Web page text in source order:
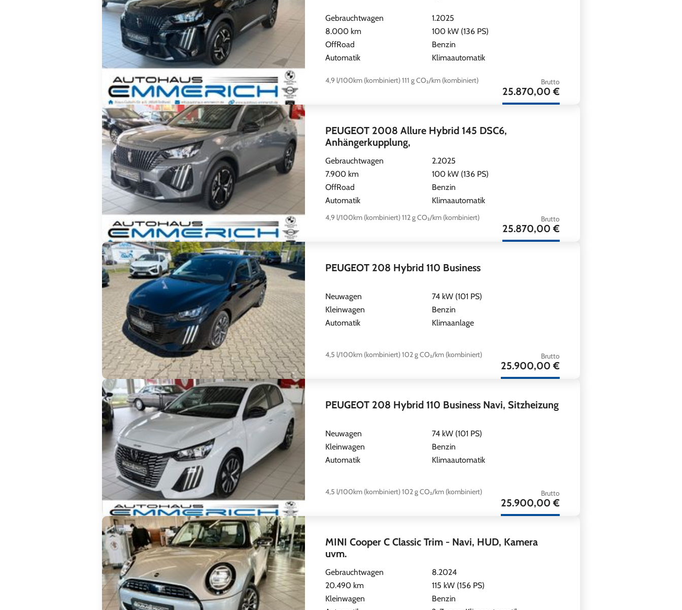
Gebrauchtwagen
1.2025
8.000 km
100 kW (136 PS)
OffRoad
Benzin
Automatik
Klimaautomatik
4,9 l/100km (kombiniert)111 g CO₂/km (kombiniert) Brutto
25.870,00 €
PEUGEOT 2008 Allure Hybrid 145 DSC6,
Anhängerkupplung,
Gebrauchtwagen
2.2025
7.900 km
100 kW (136 PS)
OffRoad
Benzin
Automatik
Klimaautomatik
4,9 l/100km (kombiniert)112 g CO₂/km (kombiniert) Brutto
25.870,00 €
PEUGEOT 208 Hybrid 110 Business
Neuwagen
74 kW (101 PS)
Kleinwagen
Benzin
Automatik
Klimaanlage
4,5 l/100km (kombiniert)102 g CO₂/km (kombiniert) Brutto
25.900,00 €
PEUGEOT 208 Hybrid 110 Business Navi, Sitzheizung
Neuwagen
74 kW (101 PS)
Kleinwagen
Benzin
Automatik
Klimaautomatik
4,5 l/100km (kombiniert)102 g CO₂/km (kombiniert) Brutto
25.900,00 €
MINI Cooper C Classic Trim - Navi, HUD, Kamera
uvm.
Gebrauchtwagen
8.2024
20.490 km
115 kW (156 PS)
Kleinwagen
Benzin